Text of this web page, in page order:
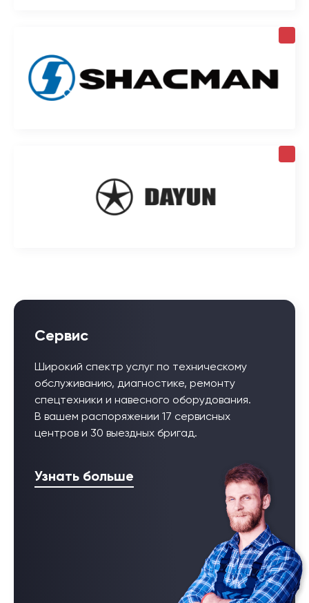
Сервис
Широкий спектр услуг по техническому
обслуживанию, диагностике, ремонту
спецтехники и навесного оборудования.
В вашем распоряжении 17 сервисных
центров и 30 выездных бригад.
Узнать больше